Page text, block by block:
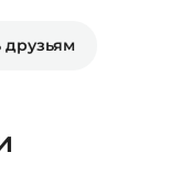
друзьям